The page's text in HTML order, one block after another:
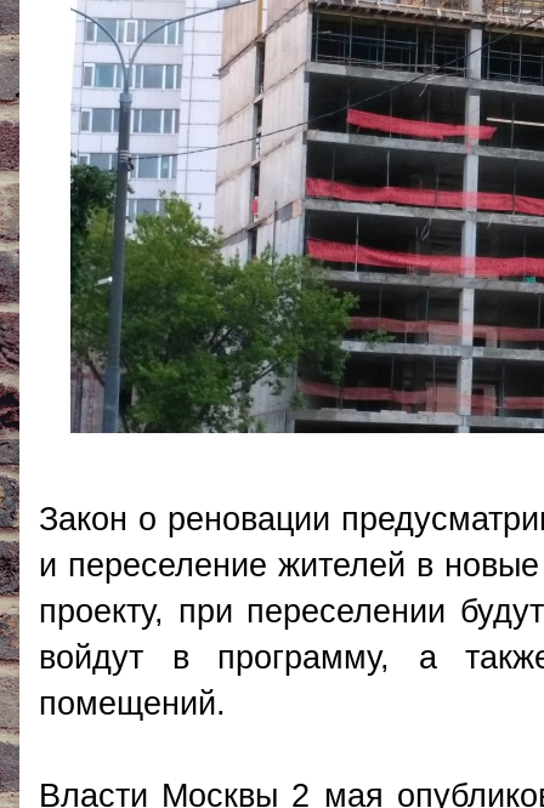
Закон о реновации
и переселение жителей в
проекту, при переселении
войдут в программу, а
помещений.
Власти Москвы 2 мая